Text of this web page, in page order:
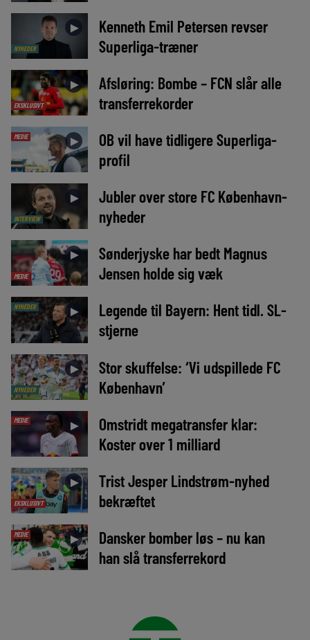
NYHEDER
►
Kenneth Emil Petersen revser
Superliga-træner
EKSKLUSIVT
►
Afsløring: Bombe – FCN slår alle
transferrekorder
MEDIE ►
OB vil have tidligere Superliga-
profil
INTERVIEW
►
Jubler over store FC København-
nyheder
MEDIE
►
Sønderjyske har bedt Magnus
Jensen holde sig væk
NYHEDER ►
Legende til Bayern: Hent tidl. SL-
stjerne
NYHEDER
►
Stor skuffelse: ‘Vi udspillede FC
København’
MEDIE ►
Omstridt megatransfer klar:
Koster over 1 milliard
EKSKLUSIVT
►
Trist Jesper Lindstrøm-nyhed
bekræftet
MEDIE ►
Dansker bomber løs – nu kan
han slå transferrekord